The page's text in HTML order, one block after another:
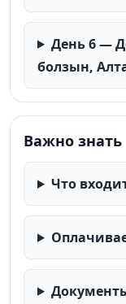
День 6 —
болзын,
Важно знать
Что